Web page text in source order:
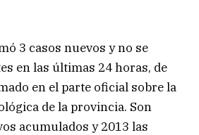
3 casos nuevos y no se
en las últimas 24 horas, de
en el parte oficial sobre la
de la provincia. Son
acumulados y 2013 las